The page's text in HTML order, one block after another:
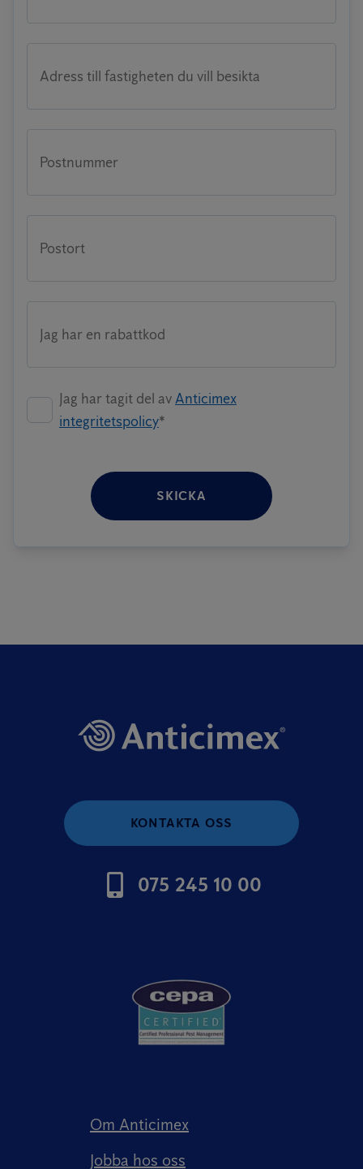
Adress till fastigheten du vill besikta
Postnummer
Postort
Jag har en rabattkod
Jag har tagit del avAnticimex
integritetspolicy*
SKICKA
KONTAKTA OSS
075 245 10 00
Om Anticimex
Jobba hos oss